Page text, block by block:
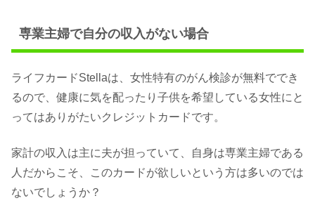
専業主婦で自分の収入がない場合
ライフカードStellaは、女性特有のがん検診が無料ででき
るので、健康に気を配ったり子供を希望している女性にと
ってはありがたいクレジットカードです。
家計の収入は主に夫が担っていて、自身は専業主婦である
人だからこそ、このカードが欲しいという方は多いのでは
ないでしょうか？